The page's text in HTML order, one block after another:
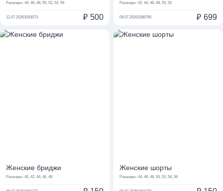
Размеры: 44, 46, 48, 50, 52, 54, 56
12.07.20261093073 ₽ 500
Размеры: 42, 44, 46, 48, 50, 52
09.07.20261088795 ₽ 699
Женские бриджи
Размеры: 40, 42, 44, 46, 48
Женские шорты
Размеры: 44, 46, 48, 50, 52, 54, 56